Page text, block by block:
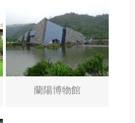
蘭陽博物館